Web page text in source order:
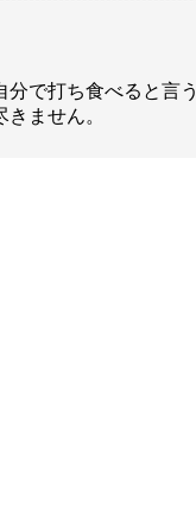
で打ち食べると言
ません。